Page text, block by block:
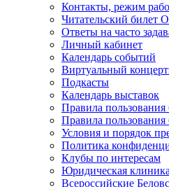
Контакты, режим
Читательский
Ответы на часто
Личный кабинет
Календарь событий
Виртуальный
Подкасты
Календарь выставок
Правила пользования
Правила
Условия и порядок
Политика
Клубы по интересам
Юридическая клиника
Всероссийские